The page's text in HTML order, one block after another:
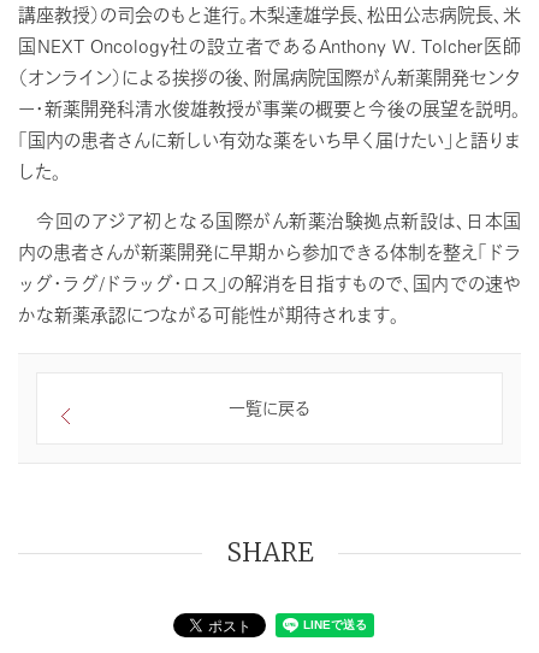
講座教授）の司会のもと進行。木梨達雄学長、松田公志病院長、米
国NEXT Oncology社の設立者であるAnthony W. Tolcher医師
（オンライン）による挨拶の後、附属病院国際がん新薬開発センタ
ー・新薬開発科清水俊雄教授が事業の概要と今後の展望を説明。
「国内の患者さんに新しい有効な薬をいち早く届けたい」と語りま
した。
今回のアジア初となる国際がん新薬治験拠点新設は、日本国
内の患者さんが新薬開発に早期から参加できる体制を整え「ドラ
ッグ・ラグ/ドラッグ・ロス」の解消を目指すもので、国内での速や
かな新薬承認につながる可能性が期待されます。
一覧に戻る
SHARE